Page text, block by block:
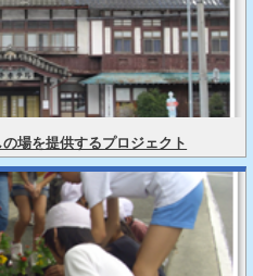
場を提供するプロジェクト